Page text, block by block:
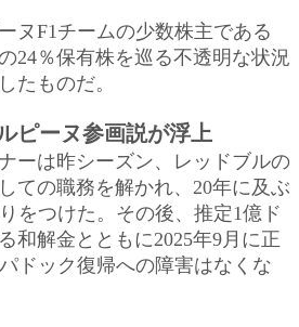
ヌF1チームの少数株主である
24％保有株を巡る不透明な状況
たものだ。
ピーヌ参画説が浮上
ーは昨シーズン、レッドブルの
ての職務を解かれ、20年に及ぶ
をつけた。その後、推定1億ド
和解金とともに2025年9月に正
ドック復帰への障害はなくな